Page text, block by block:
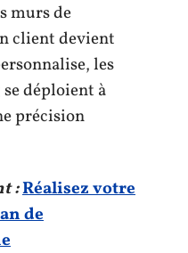
murs de
client devient
les
déploient à
précision
:Réalisez votre
de